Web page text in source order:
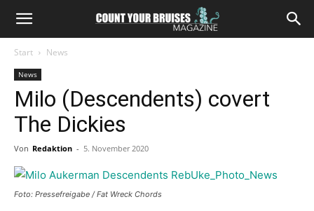
Start News
News
Milo (Descendents) covert
The Dickies
Von Redaktion - 5. November 2020
Foto: Pressefreigabe / Fat Wreck Chords